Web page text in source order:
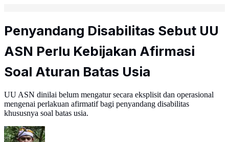
Penyandang Disabilitas Sebut UU
ASN Perlu Kebijakan Afirmasi
Soal Aturan Batas Usia
UU ASN dinilai belum mengatur secara eksplisit dan operasional
mengenai perlakuan afirmatif bagi penyandang disabilitas
khususnya soal batas usia.